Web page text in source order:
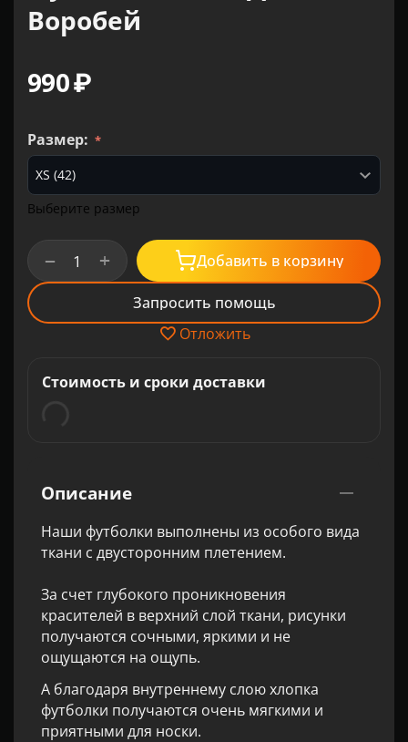
Воробей
‍990‍₽
Размер:
Выберите размер
+
− Добавить в корзину
Запросить помощь
Отложить
Стоимость и сроки доставки
Описание
Наши футболки выполнены из особого вида
ткани с двусторонним плетением.
За счет глубокого проникновения
красителей в верхний слой ткани, рисунки
получаются сочными, яркими и не
ощущаются на ощупь.
А благодаря внутреннему слою хлопка
футболки получаются очень мягкими и
приятными для носки.